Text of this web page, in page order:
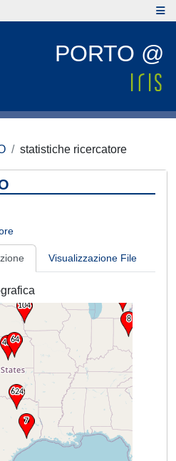
PORTO @
statistiche ricercatore
Visualizzazione File